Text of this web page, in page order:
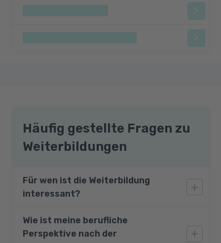
Häufig gestellte Fragen zu
Weiterbildungen
Für wen ist die Weiterbildung
interessant?
Das Modul ist für Migranten und Flüchtlinge
mit einem bereits hohen deutschen
Wie ist meine berufliche
Perspektive nach der